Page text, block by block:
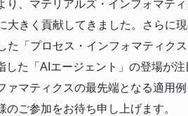
、マテリアルズ・インフォマティ
大きく貢献してきました。さらに
た「プロセス・インフォマティクス
た「AIエージェント」の登場が注
ァマティクスの最先端となる適用
ご参加をお待ち申し上げます。